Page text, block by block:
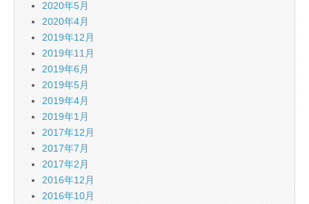
2020年5月
2020年4月
2019年12月
2019年11月
2019年6月
2019年5月
2019年4月
2019年1月
2017年12月
2017年7月
2017年2月
2016年12月
2016年10月